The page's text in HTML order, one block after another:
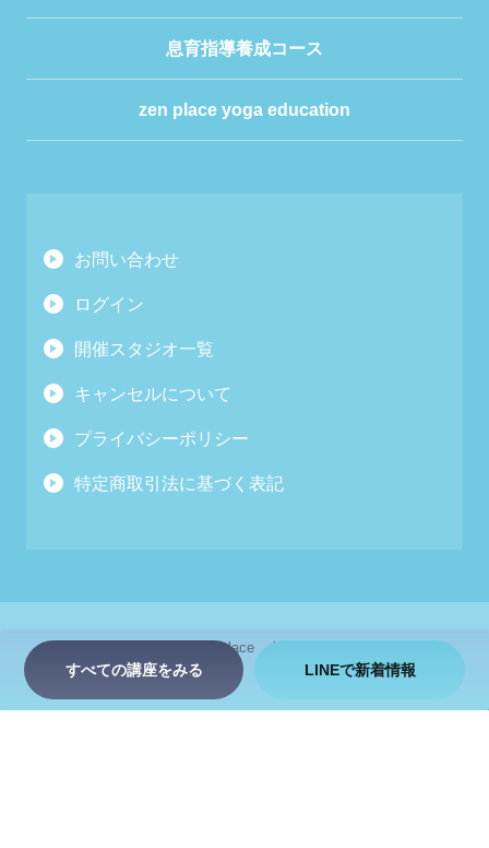
息育指導養成コース
zen place yoga education
お問い合わせ
ログイン
開催スタジオ一覧
キャンセルについて
プライバシーポリシー
特定商取引法に基づく表記
zen place 会社情報
すべての講座をみる LINEで新着情報